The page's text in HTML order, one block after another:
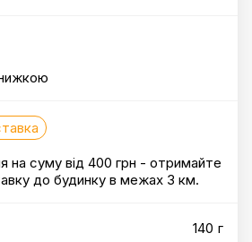
на суму від 400 грн - отримайте
до будинку в межах 3 км.
140 г